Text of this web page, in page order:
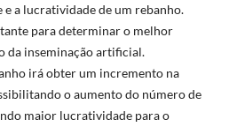
a lucratividade de um rebanho.
para determinar o melhor
da inseminação artificial.
irá obter um incremento na
o aumento do número de
maior lucratividade para o